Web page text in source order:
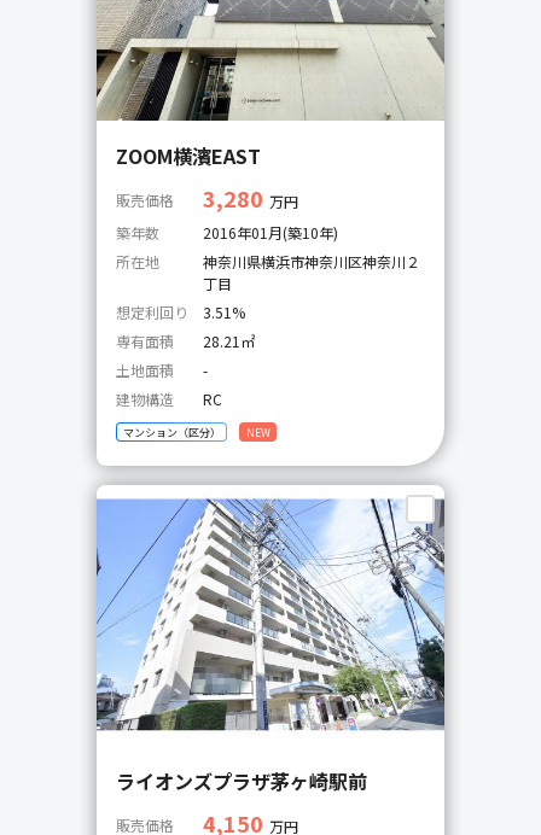
ZOOM横濱EAST
販売価格 3,280 万円
築年数
2016年01月(築10年)
所在地
神奈川県横浜市神奈川区神奈川２
丁目
想定利回り
3.51%
専有面積
28.21㎡
土地面積
-
建物構造
RC
マンション（区分） NEW
ライオンズプラザ茅ヶ崎駅前
販売価格 4,150 万円